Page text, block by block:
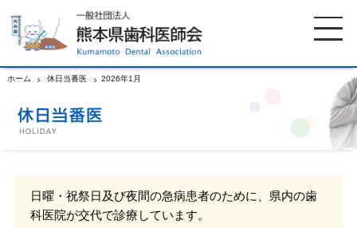
ホーム 休日当番医 2026年1月
日曜・祝祭日及び夜間の急病患者のために、県内の歯
科医院が交代で診療しています。
ホーム 歯科医師会について